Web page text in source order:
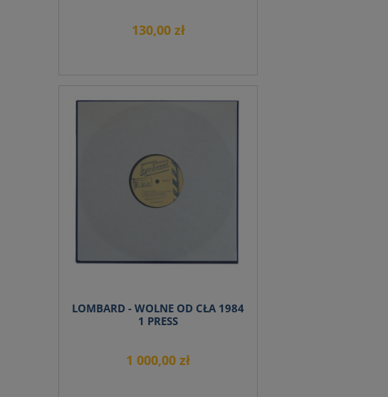
130,00 zł
LOMBARD - WOLNE OD CŁA 1984
1 PRESS
1 000,00 zł